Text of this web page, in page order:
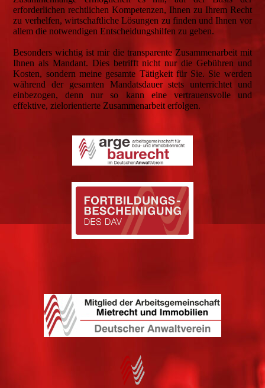
erforderlichen rechtlichen Kompetenzen, Ihnen zu Ihrem Recht
zu verhelfen, wirtschaftliche Lösungen zu finden und Ihnen vor
allem die notwendigen Entscheidungshilfen zu geben.
Besonders wichtig ist mir die transparente Zusammenarbeit mit
Ihnen als Mandant. Dies betrifft nicht nur die Gebühren und
Kosten, sondern meine gesamte Tätigkeit für Sie. Sie werden
während der gesamten Mandatsdauer stets unterrichtet und
einbezogen, denn nur so kann eine vertrauensvolle und
effektive, zielorientierte Zusammenarbeit erfolgen.